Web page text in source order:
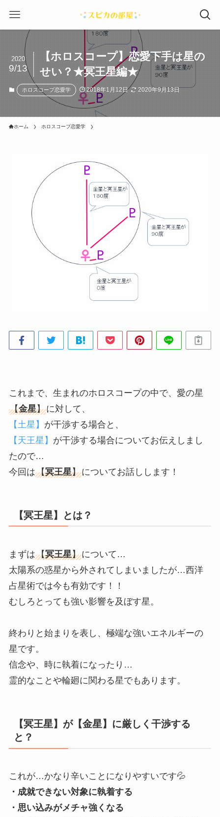
【ホロスコープ】恋愛下手は星の
せい？★冥王星編★
2020
9/13
ホロスコープ恋愛学 2018年1月12日 2020年9月13日
ホーム ホロスコープ恋愛学
これまで、生まれのホロスコープの中で、愛の星
【金星】に対して、
【土星】 が干渉する場合と、
【天王星】 が干渉する場合についてお伝えしまし
たので…
今回は【冥王星】についてお話しします！
【冥王星】とは？
まずは【冥王星】について…
太陽系の惑星から外されてしまいましたが…西洋
占星術では今も有効です！！
むしろとっても強い影響を及ぼす星。
終わりと始まりを表し、極端な強いエネルギーの
星です。
信念や、時に執着になったり…
霊的なことや輪廻に関わる星でもあります。
【冥王星】が【金星】に厳しく干渉する
と？
これが…かなり辛いことになりやすいです💦
・成就できない対象に執着する
・思い込みがメチャ強くなる